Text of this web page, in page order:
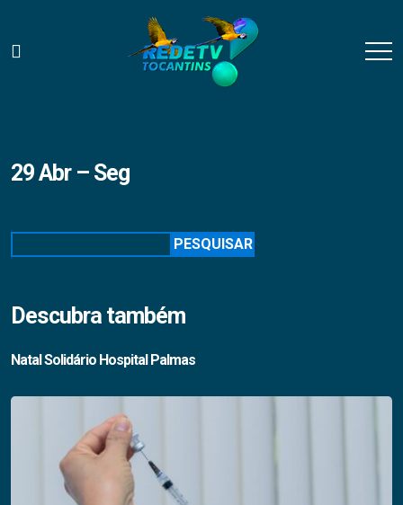
29 Abr – Seg
PESQUISAR
Descubra também
Natal Solidário Hospital Palmas